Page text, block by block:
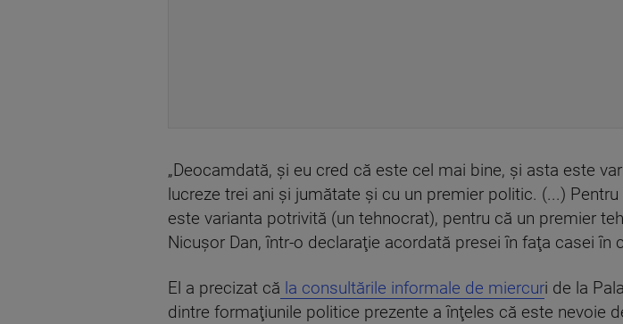
„Deocamdată, şi eu cred că este cel mai bine, şi asta este
lucreze trei ani şi jumătate şi cu un premier politic. (...)
este varianta potrivită (un tehnocrat), pentru că un premier
Nicuşor Dan, într-o declaraţie acordată presei în faţa casei în
El a precizat că la consultările informale de miercuri de la
dintre formaţiunile politice prezente a înţeles că este nevoie